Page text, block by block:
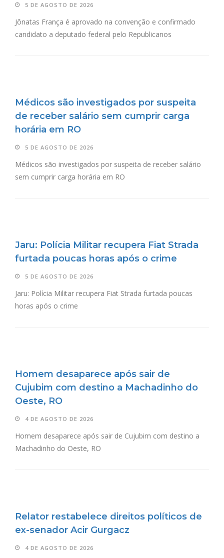
5 DE AGOSTO DE 2026
Jônatas França é aprovado na convenção e confirmado
candidato a deputado federal pelo Republicanos
Médicos são investigados por suspeita
de receber salário sem cumprir carga
horária em RO
5 DE AGOSTO DE 2026
Médicos são investigados por suspeita de receber salário
sem cumprir carga horária em RO
Jaru: Polícia Militar recupera Fiat Strada
furtada poucas horas após o crime
5 DE AGOSTO DE 2026
Jaru: Polícia Militar recupera Fiat Strada furtada poucas
horas após o crime
Homem desaparece após sair de
Cujubim com destino a Machadinho do
Oeste, RO
4 DE AGOSTO DE 2026
Homem desaparece após sair de Cujubim com destino a
Machadinho do Oeste, RO
Relator restabelece direitos políticos de
ex-senador Acir Gurgacz
4 DE AGOSTO DE 2026